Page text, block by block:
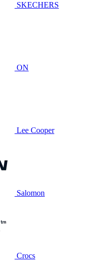
SKECHERS
ON
Lee Cooper
Salomon
Crocs